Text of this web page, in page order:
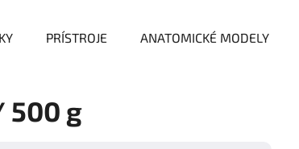
PRÍSTROJE ANATOMICKÉ MODELY
500 g